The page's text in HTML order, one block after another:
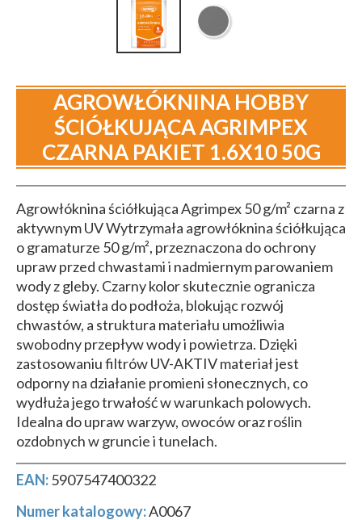
AGROWŁÓKNINA HOBBY
ŚCIÓŁKUJĄCA AGRIMPEX
CZARNA PAKIET 1.6X10 50G
Agrowłóknina ściółkująca Agrimpex 50 g/m² czarna z
aktywnym UV Wytrzymała agrowłóknina ściółkująca
o gramaturze 50 g/m², przeznaczona do ochrony
upraw przed chwastami i nadmiernym parowaniem
wody z gleby. Czarny kolor skutecznie ogranicza
dostęp światła do podłoża, blokując rozwój
chwastów, a struktura materiału umożliwia
swobodny przepływ wody i powietrza. Dzięki
zastosowaniu filtrów UV-AKTIV materiał jest
odporny na działanie promieni słonecznych, co
wydłuża jego trwałość w warunkach polowych.
Idealna do upraw warzyw, owoców oraz roślin
ozdobnych w gruncie i tunelach.
EAN:5907547400322
Numer katalogowy:A0067